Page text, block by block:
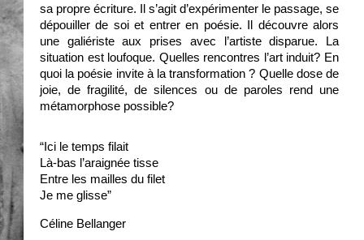
sa propre écriture. Il s’agit d’expérimenter le passage, se
dépouiller de soi et entrer en poésie. Il découvre alors
une galiériste aux prises avec l’artiste disparue. La
situation est loufoque. Quelles rencontres l’art induit? En
quoi la poésie invite à la transformation ? Quelle dose de
joie, de fragilité, de silences ou de paroles rend une
métamorphose possible?
“Ici le temps filait
Là-bas l’araignée tisse
Entre les mailles du filet
Je me glisse”
Céline Bellanger